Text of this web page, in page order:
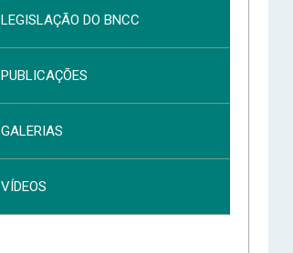
LEGISLAÇÃO DO BNCC
PUBLICAÇÕES
GALERIAS
VÍDEOS